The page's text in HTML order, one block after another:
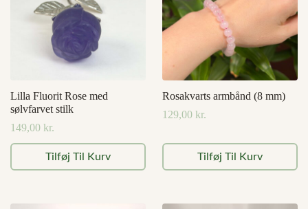
Lilla Fluorit Rose med
sølvfarvet stilk
149,00 kr.
Tilføj Til Kurv
Rosakvarts armbånd (8 mm)
129,00 kr.
Tilføj Til Kurv